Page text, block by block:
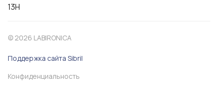
13Н
© 2026 LABIRONICA
Поддержка сайта Sibril
Конфиденциальность